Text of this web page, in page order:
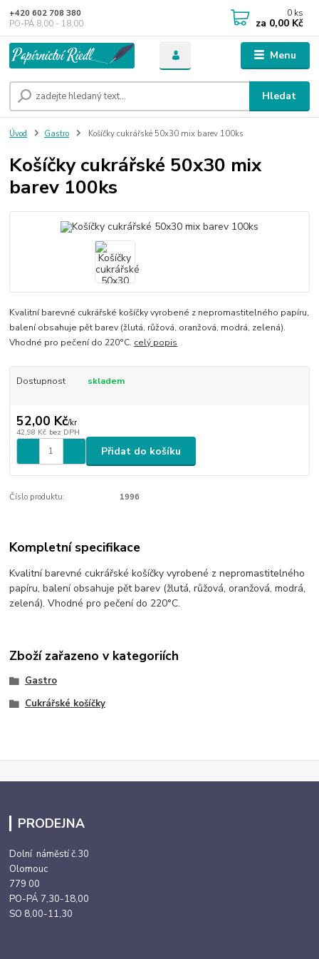
Menu
Hledat
+420 602 708 380
PO-PÁ 8,00 - 18,00
0 ks
za 0,00 Kč
Úvod Gastro Košíčky cukrářské 50x30 mix barev 100ks
Košíčky cukrářské 50x30 mix
barev 100ks
Kvalitní barevné cukrářské košíčky vyrobené z nepromastitelného papíru,
balení obsahuje pět barev (žlutá, růžová, oranžová, modrá, zelená).
Vhodné pro pečení do 220°C. celý popis
Dostupnost skladem
52,00 Kč/kr
42,98 Kč bez DPH
Přidat do košíku
Číslo produktu: 1996
Kompletní specifikace
Kvalitní barevné cukrářské košíčky vyrobené z nepromastitelného
papíru, balení obsahuje pět barev (žlutá, růžová, oranžová, modrá,
zelená). Vhodné pro pečení do 220°C.
Zboží zařazeno v kategoriích
Gastro
Cukrářské košíčky
PRODEJNA
Dolní náměstí č.30
Olomouc
779 00
PO-PÁ 7,30-18,00
SO 8,00-11,30